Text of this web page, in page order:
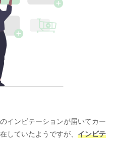
インビテーションが届いてカー
していたようですが、 インビテ